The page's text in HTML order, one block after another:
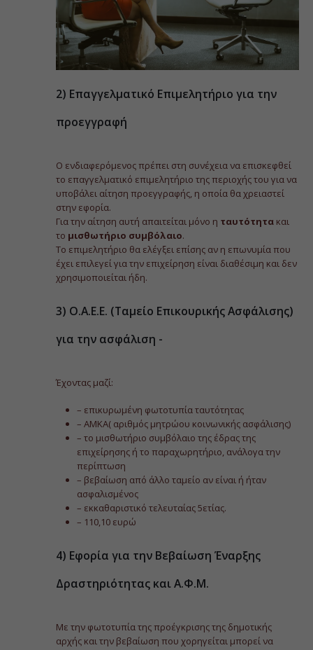
2) Επαγγελματικό Επιμελητήριο για την
προεγγραφή
Ο ενδιαφερόμενος πρέπει στη συνέχεια να επισκεφθεί
το επαγγελματικό επιμελητήριο της περιοχής του για να
υποβάλει αίτηση προεγγραφής, η οποία θα χρειαστεί
στην εφορία.
Για την αίτηση αυτή απαιτείται μόνο η ταυτότητα και
το μισθωτήριο συμβόλαιο.
Το επιμελητήριο θα ελέγξει επίσης αν η επωνυμία που
έχει επιλεγεί για την επιχείρηση είναι διαθέσιμη και δεν
χρησιμοποιείται ήδη.
3) Ο.Α.Ε.Ε. (Ταμείο Επικουρικής Ασφάλισης)
για την ασφάλιση -
Έχοντας μαζί:
– επικυρωμένη φωτοτυπία ταυτότητας
– ΑΜΚΑ( αριθμός μητρώου κοινωνικής ασφάλισης)
– το μισθωτήριο συμβόλαιο της έδρας της
επιχείρησης ή το παραχωρητήριο, ανάλογα την
περίπτωση
– βεβαίωση από άλλο ταμείο αν είναι ή ήταν
ασφαλισμένος
– εκκαθαριστικό τελευταίας 5ετίας.
– 110,10 ευρώ
4) Εφορία για την Βεβαίωση Έναρξης
Δραστηριότητας και Α.Φ.Μ.
Με την φωτοτυπία της προέγκρισης της δημοτικής
αρχής και την βεβαίωση που χορηγείται μπορεί να